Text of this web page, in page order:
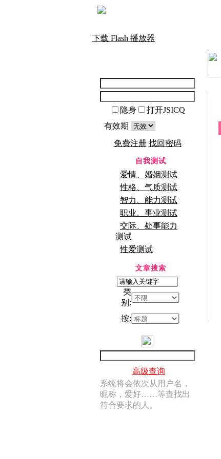
下载 Flash 播放器
隐身
打开JSICQ
有效期
免费注册 找回密码
自我测试
爱情、婚姻测试
性格、气质测试
智力、能力测试
职业、事业测试
交际、处事能力
测试
性爱测试
文章搜索
类
别:
按:
高级查询
系统将会依次从用户名，
昵称，爱好……等查找出
符合要求的人。